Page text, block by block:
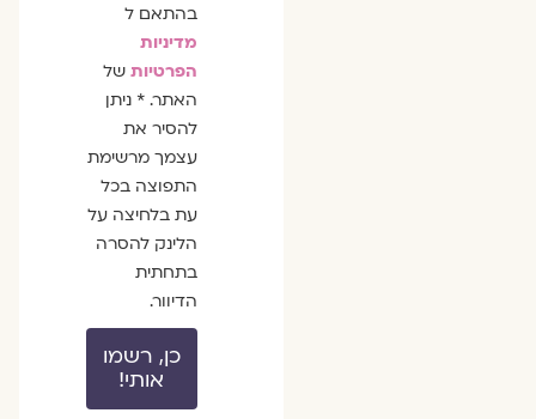
בהתאם ל
מדיניות
הפרטיותשל
האתר. * ניתן
להסיר את
עצמך מרשימת
התפוצה בכל
עת בלחיצה על
הלינק להסרה
בתחתית
הדיוור.
כן, רשמו
אותי!